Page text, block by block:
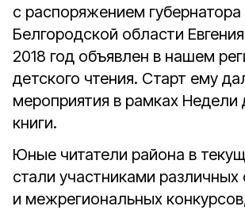
с распоряжением губернатора
Белгородской области
2018 год объявлен в нашем
детского чтения. Старт ему
мероприятия в рамках Недели
книги.
Юные читатели района в
стали участниками
и межрегиональных